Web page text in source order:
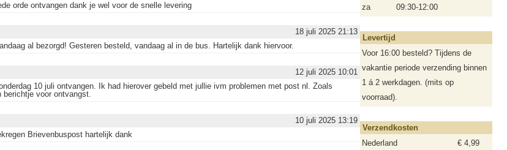
orde ontvangen dank je wel voor de snelle levering
18 juli 2025 21:13
al bezorgd! Gesteren besteld, vandaag al in de bus. Hartelijk dank hiervoor.
12 juli 2025 10:01
10 juli ontvangen. Ik had hierover gebeld met jullie ivm problemen met post nl. Zoals
berichtje voor ontvangst.
10 juli 2025 13:19
Brievenbuspost hartelijk dank
za
09:30-12:00
Levertijd
Voor 16:00 besteld? Tijdens de
vakantie periode verzending binnen
1 á 2 werkdagen. (mits op
voorraad).
Verzendkosten
Nederland
€ 4,99